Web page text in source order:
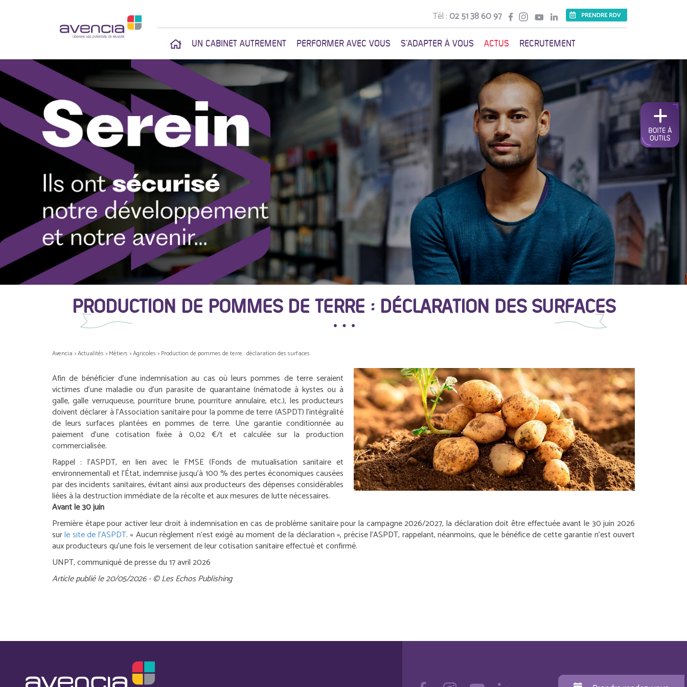
Tél :02 51 38 60 97
UN CABINET AUTREMENT PERFORMER AVEC VOUS S'ADAPTER À VOUS ACTUS RECRUTEMENT
PRODUCTION DE POMMES DE TERRE : DÉCLARATION DES SURFACES
Avencia >Actualités > Métiers >Agricoles > Production de pommes de terre : déclaration des surfaces
Afin de bénéficier d’une indemnisation au cas où leurs pommes de terre seraient
victimes d’une maladie ou d’un parasite de quarantaine (nématode à kystes ou à
galle, galle verruqueuse, pourriture brune, pourriture annulaire, etc.), les producteurs
doivent déclarer à l’Association sanitaire pour la pomme de terre (ASPDT) l’intégralité
de leurs surfaces plantées en pommes de terre. Une garantie conditionnée au
paiement d’une cotisation fixée à 0,02 €/t et calculée sur la production
commercialisée.
Rappel : l’ASPDT, en lien avec le FMSE (Fonds de mutualisation sanitaire et
environnemental) et l’État, indemnise jusqu’à 100 % des pertes économiques causées
par des incidents sanitaires, évitant ainsi aux producteurs des dépenses considérables
liées à la destruction immédiate de la récolte et aux mesures de lutte nécessaires.
Avant le 30 juin
Première étape pour activer leur droit à indemnisation en cas de problème sanitaire pour la campagne 2026/2027, la déclaration doit être effectuée avant le 30 juin 2026
surle site de l’ASPDT. « Aucun règlement n’est exigé au moment de la déclaration », précise l’ASPDT, rappelant, néanmoins, que le bénéfice de cette garantie n’est ouvert
aux producteurs qu’une fois le versement de leur cotisation sanitaire effectué et confirmé.
UNPT, communiqué de presse du 17 avril 2026
Article publié le 20/05/2026 - © Les Echos Publishing